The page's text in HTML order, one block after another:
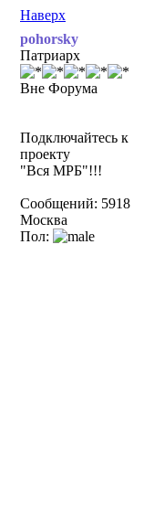
Наверх
pohorsky
Патриарх
Вне Форума
Подключайтесь к
проекту
"Вся МРБ"!!!
Сообщений: 5918
Москва
Пол: